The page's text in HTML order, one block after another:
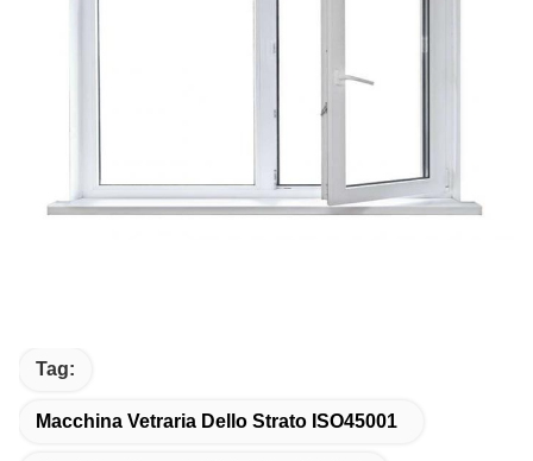
Tag:
Macchina Vetraria Dello Strato ISO45001